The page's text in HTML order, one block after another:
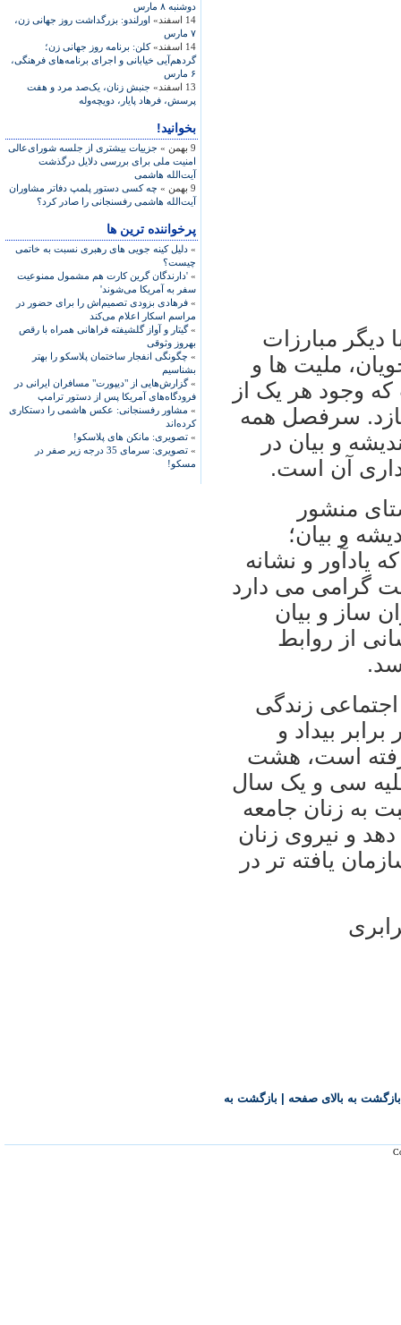
دوشنبه ۸ مارس
14 اسفند»
اورلندو: بزرگداشت روز جهانی زن،
۷ مارس
14 اسفند»
کلن: برنامه روز جهانی زن؛
گردهم‌آيی خيابانی و اجرای برنامه‌های فرهنگی،
۶ مارس
13 اسفند»
جنبش زنان، يک‌صد مرد و هفت
پرسش، فرهاد پايار، دويچه‌وله
بخوانید!
9 بهمن »
جزییات بیشتری از جلسه شورای‌عالی
امنیت ملی برای بررسی دلایل درگذشت
آیت‌الله هاشمی
9 بهمن »
چه کسی دستور پلمپ دفاتر مشاوران
آیت‌الله هاشمی رفسنجانی را صادر کرد؟
پرخواننده ترین ها
» دلیل کینه جویی های رهبری نسبت به خاتمی
چیست؟
» 'دارندگان گرین کارت هم مشمول ممنوعیت
سفر به آمریکا می‌شوند'
» فرهادی بزودی تصمیم‌اش را برای حضور در
مراسم اسکار اعلام می‌کند
»گیتار و آواز گلشیفته فراهانی همراه با رقص
بهروز وثوقی
» چگونگی انفجار ساختمان پلاسکو را بهتر
بشناسیم
»گزارش‌هایی از "دیپورت" مسافران ایرانی در
فرودگاه‌های آمریکا پس از دستور ترامپ
» مشاور رفسنجانی: عکس هاشمی را دستکاری
کرده‌اند
» تصویری: مانکن های پلاسکو!
»
تصویری: سرمای 35 درجه زیر صفر در
مسکو!
ديگر مبارزات
مليت ها و
وجود هر يک از
سرفصل همه
و بيان در
آن است.
منشور
و بيان؛
و نشانه
گرامی می دارد
ساز و بيان
از روابط
زندگی
بيداد و
است، هشت
سی و يک سال
به زنان جامعه
و نيروی زنان
يافته تر در
بازگشت به بالای صفحه بازگشت به